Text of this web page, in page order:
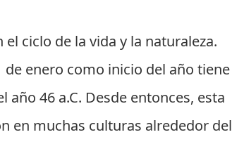
ciclo de la vida y la naturaleza.
enero como inicio del año tiene
46 a.C. Desde entonces, esta
en muchas culturas alrededor del